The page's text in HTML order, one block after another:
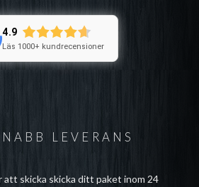
LEVERANS
att skicka skicka ditt paket inom 24
4.9
Läs 1000+ kundrecensioner